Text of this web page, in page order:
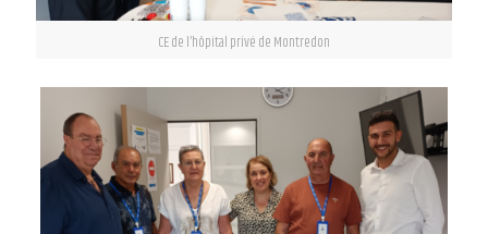
CE de l’hôpital privé de Montredon